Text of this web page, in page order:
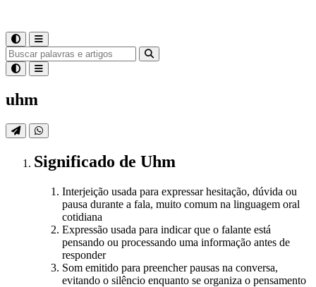
uhm
Significado de Uhm
Interjeição usada para expressar hesitação, dúvida ou
pausa durante a fala, muito comum na linguagem oral
cotidiana
Expressão usada para indicar que o falante está
pensando ou processando uma informação antes de
responder
Som emitido para preencher pausas na conversa,
evitando o silêncio enquanto se organiza o pensamento